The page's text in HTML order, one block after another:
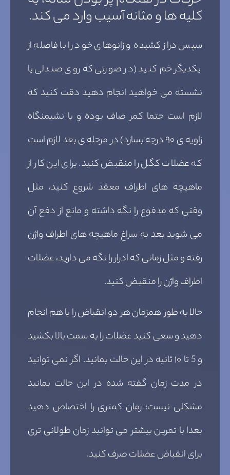
کلیه ها و مثانه آسیب وارد می کند.
سپس دراز کشیده و زانوهای خود را با فاصله از
یکدیگر خم کنید (در صورتی که روی صندلی یا
نشسته می خواهید انجام دهید دقت کنید که
لازم است حتما کمر صاف بوده و با نشیمنگاه
زاویه ی ۹۰ درجه بسازد) در مرحله ی بعد لازم است
که عضلات کگل را منقبض کنید. برای این کار از
ماهیچه های اطراف معقد شروع کنید، مثل
وقتی که مدفوع را نگه داشته و مانع از دفع آن
می شوید بعد به سراغ ماهیچه های اطراف واژن
رفته و مثل زمانی که ادرار را نگه می دارید، عضلات
اطراف واژن را منقبض کنید.
حالا به طور همزمان هر دو انقباض را با هم انجام
دهید و سعی کنید عضلات را به سمت بالا بکشید
و 5 تا ۱۰ ثانیه در این حالت بمانید. اگر نمی توانید
در مدت زمان گفته شده در این حالت بمانید
مشکلی نیست؛ زمان کمتری را اختصاص دهید
بعدا با تمرین بیشتر می توانید زمان طولانی تری
برای انقباض عضلات صرف کنید.